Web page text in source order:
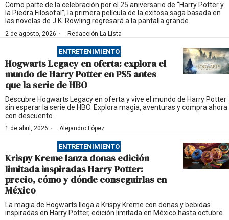
Como parte de la celebración por el 25 aniversario de “Harry Potter y
la Piedra Filosofal”, la primera película de la exitosa saga basada en
las novelas de J.K. Rowling regresará a la pantalla grande.
2 de agosto, 2026 · Redacción La-Lista
ENTRETENIMIENTO
Hogwarts Legacy en oferta: explora el
mundo de Harry Potter en PS5 antes
que la serie de HBO
Descubre Hogwarts Legacy en oferta y vive el mundo de Harry Potter
sin esperar la serie de HBO. Explora magia, aventuras y compra ahora
con descuento.
1 de abril, 2026 · Alejandro López
ENTRETENIMIENTO
Krispy Kreme lanza donas edición
limitada inspiradas Harry Potter:
precio, cómo y dónde conseguirlas en
México
La magia de Hogwarts llega a Krispy Kreme con donas y bebidas
inspiradas en Harry Potter, edición limitada en México hasta octubre.